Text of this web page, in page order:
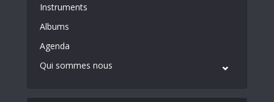
Instruments
Albums
Agenda
Qui sommes nous